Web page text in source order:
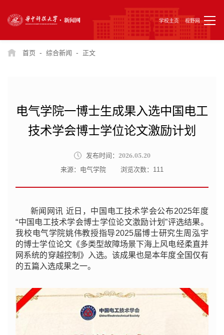
学校主页 视野网
首页 - 综合新闻 - 正文
电气学院一博士生成果入选中国电工
技术学会博士学位论文激励计划
发布时间： 2026.05.20
来源：电气学院 浏览次数： 111
新闻网讯 近日，中国电工技术学会公布2025年度
“中国电工技术学会博士学位论文激励计划”评选结果。
我校电气学院姚伟教授指导2025届博士研究生周泓宇
的博士学位论文《多类型故障场景下海上风电经柔直并
网系统的穿越控制》入选。该成果也是本年度全国仅有
的五篇入选成果之一。